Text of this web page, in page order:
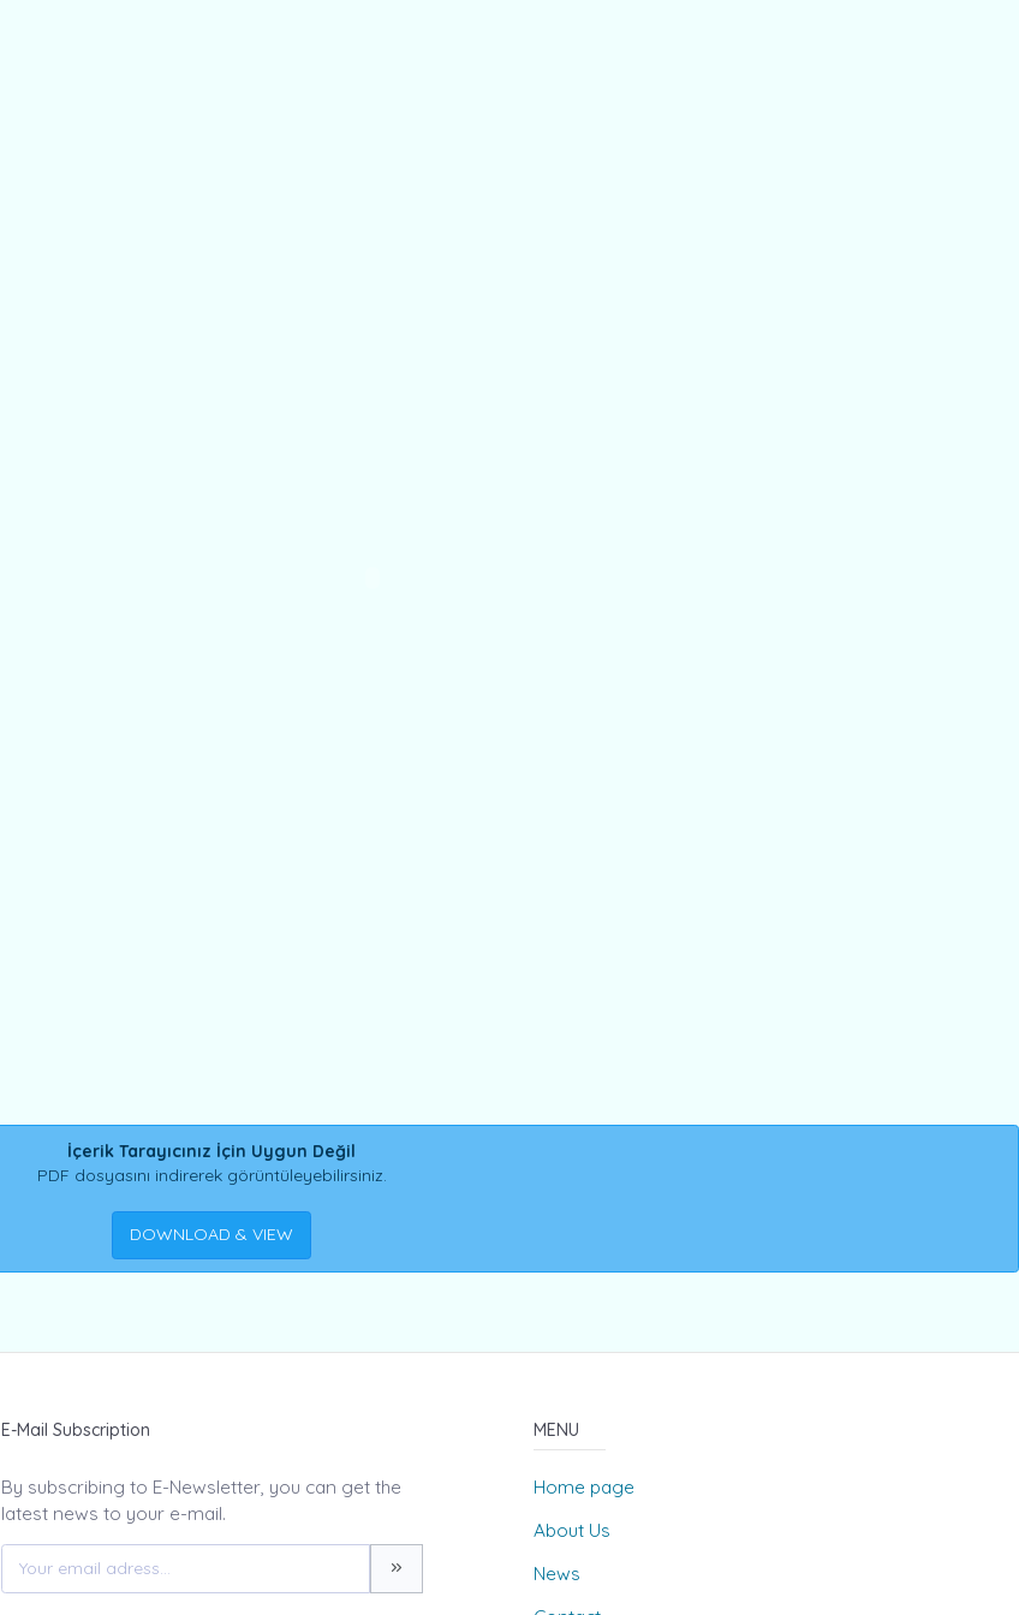
İçerik Tarayıcınız İçin Uygun Değil
PDF dosyasını indirerek görüntüleyebilirsiniz.
DOWNLOAD & VIEW
E-Mail Subscription
By subscribing to E-Newsletter, you can get the
latest news to your e-mail.
MENU
Home page
About Us
News